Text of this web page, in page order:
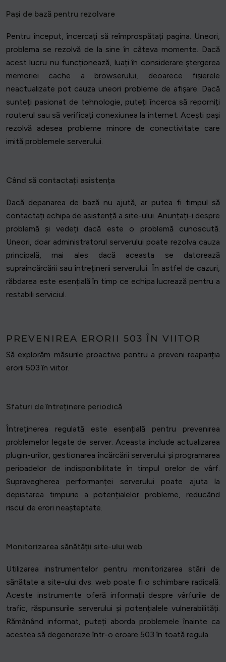
Pași de bază pentru rezolvare
Pentru început, încercați să reîmprospătați pagina. Uneori,
problema se rezolvă de la sine în câteva momente. Dacă
acest lucru nu funcționează, luați în considerare ștergerea
memoriei cache a browserului, deoarece fișierele
neactualizate pot cauza uneori probleme de afișare. Dacă
sunteți pasionat de tehnologie, puteți încerca să reporniți
routerul sau să verificați conexiunea la internet. Acești pași
rezolvă adesea probleme minore de conectivitate care
imită problemele serverului.
Când să contactați asistența
Dacă depanarea de bază nu ajută, ar putea fi timpul să
contactați echipa de asistență a site-ului. Anunțați-i despre
problemă și vedeți dacă este o problemă cunoscută.
Uneori, doar administratorul serverului poate rezolva cauza
principală, mai ales dacă aceasta se datorează
supraîncărcării sau întreținerii serverului. În astfel de cazuri,
răbdarea este esențială în timp ce echipa lucrează pentru a
restabili serviciul.
PREVENIREA ERORII 503 ÎN VIITOR
Să explorăm măsurile proactive pentru a preveni reapariția
erorii 503 în viitor.
Sfaturi de întreținere periodică
Întreținerea regulată este esențială pentru prevenirea
problemelor legate de server. Aceasta include actualizarea
plugin-urilor, gestionarea încărcării serverului și programarea
perioadelor de indisponibilitate în timpul orelor de vârf.
Supravegherea performanței serverului poate ajuta la
depistarea timpurie a potențialelor probleme, reducând
riscul de erori neașteptate.
Monitorizarea sănătății site-ului web
Utilizarea instrumentelor pentru monitorizarea stării de
sănătate a site-ului dvs. web poate fi o schimbare radicală.
Aceste instrumente oferă informații despre vârfurile de
trafic, răspunsurile serverului și potențialele vulnerabilități.
Rămânând informat, puteți aborda problemele înainte ca
acestea să degenereze într-o eroare 503 în toată regula.